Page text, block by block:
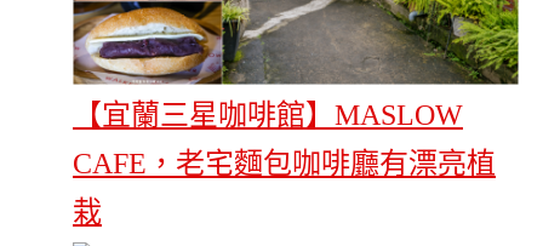
【宜蘭三星咖啡館】MASLOW
CAFE，老宅麵包咖啡廳有漂亮植
栽